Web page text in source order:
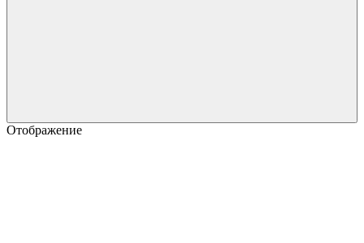
Отображение